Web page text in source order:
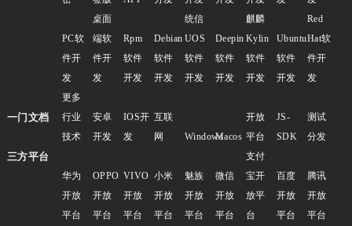
PC软
件开
发
桌面
端软
件开
发
Rpm
软件
开发
Debian
软件
开发
统信
UOS
软件
开发
Deepin
软件
开发
麒麟
Kylin
软件
开发
Ubuntu
软件
开发
Red
Hat软
件开
发
更多
一门文档
行业
技术
安卓
开发
IOS开
发
互联
网
WindowsMacos
开放
平台
JS-
SDK
测试
分发
三方平台
华为
开放
平台
OPPO
开放
平台
VIVO
开放
平台
小米
开放
平台
魅族
开放
平台
微信
开放
平台
支付
宝开
放平
台
百度
开放
平台
腾讯
开放
平台